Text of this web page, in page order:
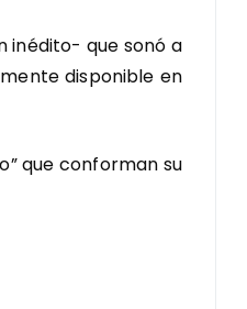
inédito- que sonó a
disponible en
que conforman su